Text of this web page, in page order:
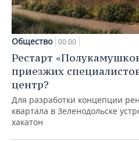
Общество 00:00
Рестарт
приезжих
центр?
Для разработки концепции
квартала в Зеленодольске
хакатон